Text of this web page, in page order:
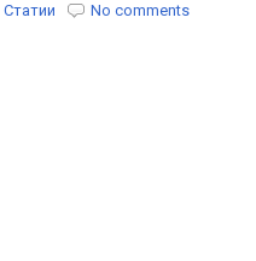
Статии No comments